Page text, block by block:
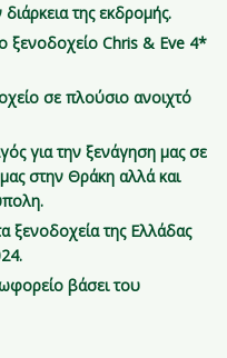
της εκδρομής.
ξενοδοχείο Chris & Eve 4*
σε πλούσιο ανοιχτό
για την ξενάγηση μας σε
στην Θράκη αλλά και
ξενοδοχεία της Ελλάδας
βάσει του